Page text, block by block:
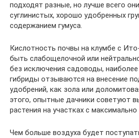
подходят разные, но лучше всего
суглинистых, хорошо удобренных
содержанием гумуса.
Кислотность почвы на клумбе с
быть слабощелочной или
без исключения садоводы,
гибриды отзываются на внесение
удобрений, как зола или
этого, опытные дачники советуют
растения на участках с
Чем больше воздуха будет